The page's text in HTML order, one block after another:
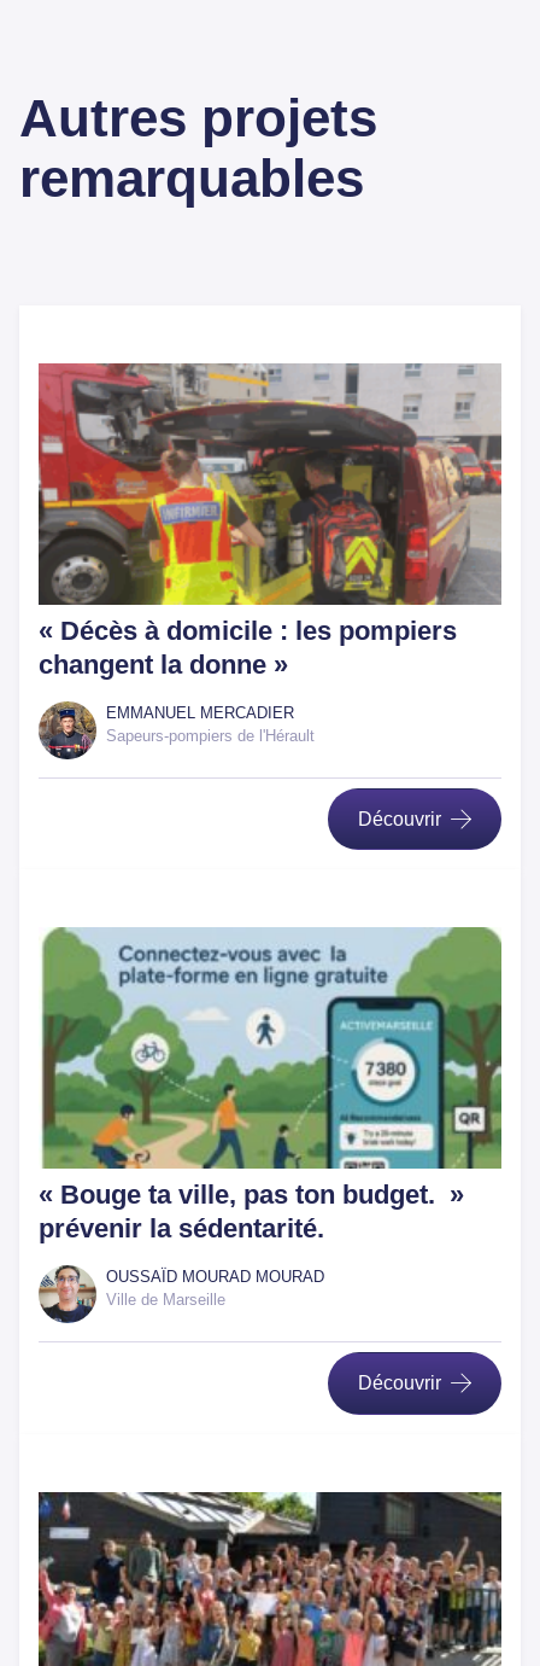
Autres projets
remarquables
« Décès à domicile : les pompiers
changent la donne »
EMMANUEL MERCADIER
Sapeurs-pompiers de l'Hérault
Découvrir
« Bouge ta ville, pas ton budget. »
prévenir la sédentarité.
OUSSAÏD MOURAD MOURAD
Ville de Marseille
Découvrir